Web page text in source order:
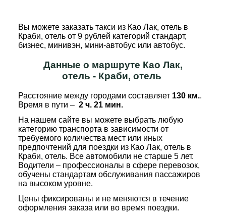
Вы можете заказать такси из Као Лак, отель в
Краби, отель от 9 рублей категорий стандарт,
бизнес, минивэн, мини-автобус или автобус.
Данные о маршруте Као Лак,
отель - Краби, отель
Расстояние между городами составляет 130 км..
Время в пути – 2 ч. 21 мин.
На нашем сайте вы можете выбрать любую
категорию транспорта в зависимости от
требуемого количества мест или иных
предпочтений для поездки из Као Лак, отель в
Краби, отель. Все автомобили не старше 5 лет.
Водители – профессионалы в сфере перевозок,
обучены стандартам обслуживания пассажиров
на высоком уровне.
Цены фиксированы и не меняются в течение
оформления заказа или во время поездки.